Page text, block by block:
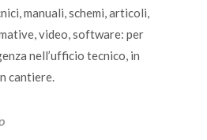
manuali, schemi, articoli,
video, software: per
nell’ufficio tecnico, in
cantiere.